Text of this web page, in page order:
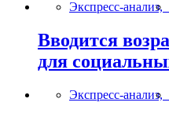
Экспресс-анализ,
Вводится
для
Экспресс-анализ,